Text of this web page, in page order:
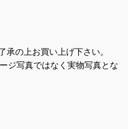
の上お買い上げ下さい。
ジ写真ではなく実物写真とな